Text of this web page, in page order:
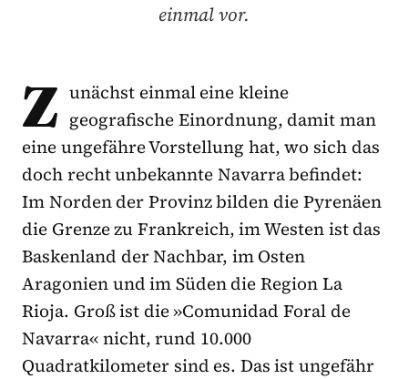
einmal vor.
Z unächst einmal eine kleine
geografische Einordnung, damit man
eine ungefähre Vorstellung hat, wo sich das
doch recht unbekannte Navarra befindet:
Im Norden der Provinz bilden die Pyrenäen
die Grenze zu Frankreich, im Westen ist das
Baskenland der Nachbar, im Osten
Aragonien und im Süden die Region La
Rioja. Groß ist die »Comunidad Foral de
Navarra« nicht, rund 10.000
Quadratkilometer sind es. Das ist ungefähr